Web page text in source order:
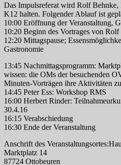
Das Impulsreferat wird Rolf
K12 halten. Folgender Ablauf ist
10:00 Eröffnung der Veranstaltung,
10:20 Beginn des Vortrages von
12:20 Mittagspause;
Gastronomie
13:45 Nachmittagsprogramm:
wissen: die OMs der besuchenden
Minuten-Vorträgen ihre Aktivitäten
14:45 Peter Ess: Workshop RMS
16:00 Herbert Rinder:
30.4.16
16:15 Verabschiedung
16:30 Ende der Veranstaltung
Anschrift des
Marktplatz 14
87724 Ottobeuren